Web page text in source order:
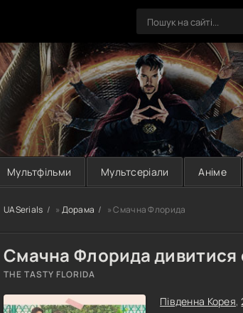
Мультфільми Мультсеріали Аніме
UASerials » Дорама » Смачна Флорида
Смачна Флорида дивитися
THE TASTY FLORIDA
Південна Корея,